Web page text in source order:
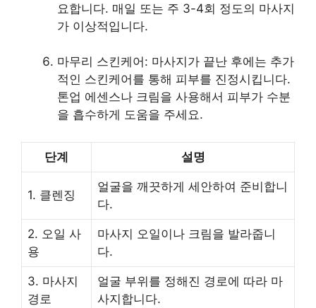
요합니다. 매일 또는 주 3-4회 정도의 마사지
가 이상적입니다.
마무리 스킨케어: 마사지가 끝난 후에는 추가
적인 스킨케어를 통해 피부를 진정시킵니다.
톤업 에센스나 크림을 사용해서 피부가 수분
을 흡수하게 도움을 주세요.
단계 설명
1. 클렌징
얼굴을 깨끗하게 세안하여 준비합니
다.
2. 오일 사
용
마사지 오일이나 크림을 발라줍니
다.
3. 마사지
경로
얼굴 부위를 정해진 경로에 따라 마
사지합니다.